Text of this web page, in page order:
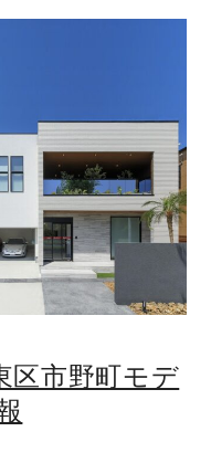
り
ル
区市野町モデ